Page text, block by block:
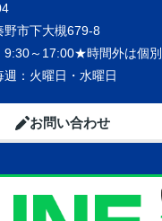
野市下大槻679-8
9:30～17:00★時間外は個別
週：火曜日・水曜日
お問い合わせ